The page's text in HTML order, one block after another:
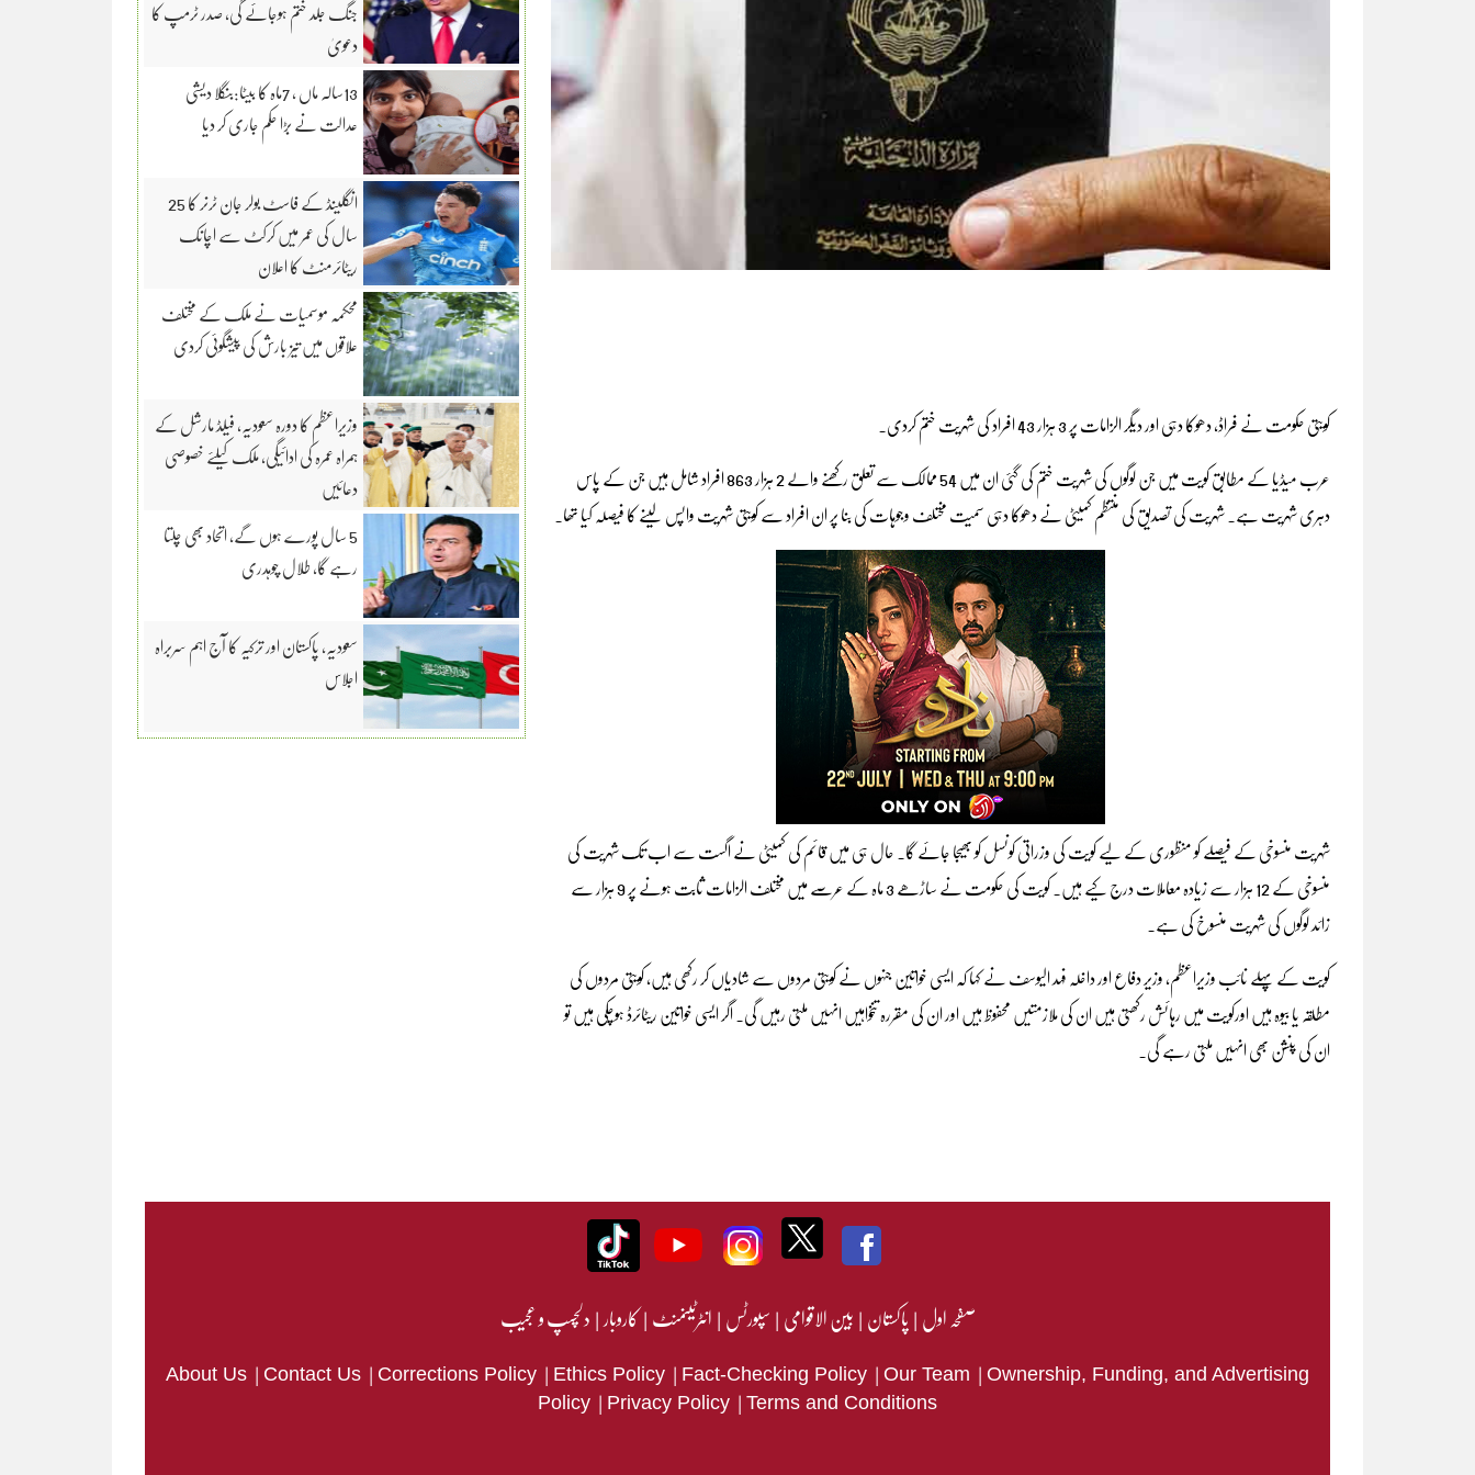
کویتی حکومت نے فراڈ، دھوکا دہی اور دیگر الزامات پر 3 ہزار 43 افراد کی شہریت ختم کردی۔
عرب میڈیا کے مطابق کویت میں جن لوگوں کی شہریت ختم کی گئی ان میں 54 ممالک سے تعلق رکھنے والے 2 ہزار 863 افراد شامل ہیں جن کے پاس
دہری شہریت ہے۔ شہریت کی تصدیق کی منتظم کمیٹی نے دھوکا دہی سمیت مختلف وجوہات کی بنا پر ان افراد سے کویتی شہریت واپس لینے کا فیصلہ کیا تھا۔
شہریت منسوخی کے فیصلے کو منظوری کے لیے کویت کی وزراتی کونسل کو بھیجا جائے گا۔ حال ہی میں قائم کی کمیٹی نے اگست سے اب تک شہریت کی
منسوخی کے 12 ہزار سے زیادہ معاملات درج کیے ہیں۔ کویت کی حکومت نے ساڑھے 3 ماہ کے عرصے میں مختلف الزامات ثابت ہونے پر 9 ہزار سے
زائد لوگوں کی شہریت منسوخ کی ہے۔
کویت کے پہلے نائب وزیراعظم، وزیر دفاع اور داخلہ فہد الیوسف نے کہا کہ ایسی خواتین جنہوں نے کویتی مردوں سے شادیاں کر رکھی ہیں، کویتی مردوں کی
مطلقہ یا بیوہ ہیں اورکویت میں رہائش رکھتی ہیں ان کی ملازمتیں محفوظ ہیں اور ان کی مقررہ تنخواہیں انہیں ملتی رہیں گی۔ اگر ایسی خواتین ریٹائرڈ ہوچکی ہیں تو
ان کی پنشن بھی انہیں ملتی رہے گی۔
جنگ جلد ختم ہوجائے گی، صدر ٹرمپ کا
دعویٰ
13سالہ ماں ، 7ماہ کا بیٹا:بنگلا دیشی
عدالت نے بڑا حکم جاری کر دیا
انگلینڈ کے فاسٹ بولر جان ٹرنر کا 25
سال کی عمر میں کرکٹ سے اچانک
ریٹائرمنٹ کا اعلان
محکمہ موسمیات نے ملک کے مختلف
علاقوں میں تیز بارش کی پیشگوئی کردی
وزیراعظم کا دورہ سعودیہ، فیلڈ مارشل کے
ہمراہ عمرہ کی ادائیگی، ملک کیلئے خصوصی
دعائیں
5 سال پورے ہوں گے، اتحاد بھی چلتا
رہے گا، طلال چوہدری
سعودیہ، پاکستان اور ترکیہ کا آج اہم سربراہ
اجلاس
صفحہ اول|پاکستان|بین الاقوامی|سپورٹس|انٹرٹینمنٹ|کاروبار|دلچسپ و عجیب
About Us | Contact Us | Corrections Policy | Ethics Policy | Fact-Checking Policy | Our Team | Ownership, Funding, and Advertising
Policy | Privacy Policy | Terms and Conditions